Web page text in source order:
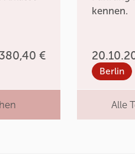
€
kennen.
Berlin
Alle